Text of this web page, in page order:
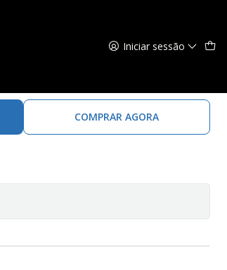
Iniciar sessão
COMPRAR AGORA